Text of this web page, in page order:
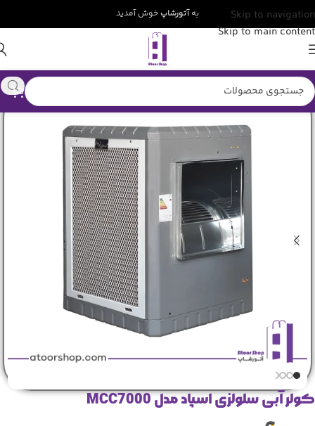
Skip to navigation
Skip to main content
بهآتورشاپخوش آمدید
کولر آبی سلولزی اسپاد مدل MCC7000